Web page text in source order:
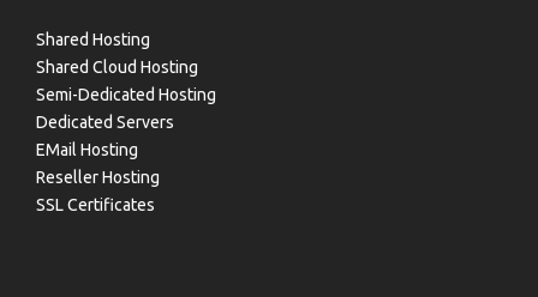
Shared Hosting
Shared Cloud Hosting
Semi-Dedicated Hosting
Dedicated Servers
EMail Hosting
Reseller Hosting
SSL Certificates